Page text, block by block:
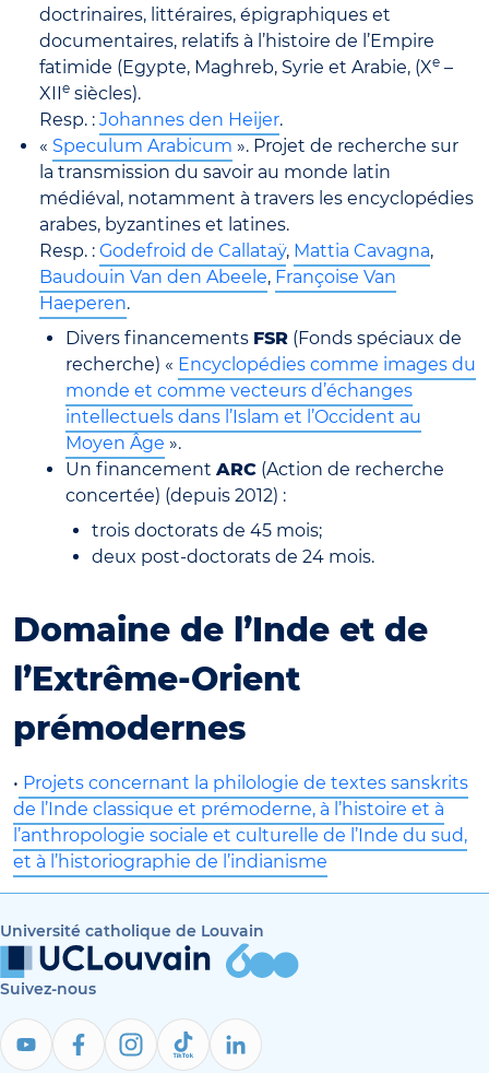
doctrinaires, littéraires, épigraphiques et
documentaires, relatifs à l’histoire de l’Empire
fatimide (Egypte, Maghreb, Syrie et Arabie, (Xe –
XIIe siècles).
Resp. : Johannes den Heijer.
« Speculum Arabicum ». Projet de recherche sur
la transmission du savoir au monde latin
médiéval, notamment à travers les encyclopédies
arabes, byzantines et latines.
Resp. : Godefroid de Callataÿ, Mattia Cavagna,
Baudouin Van den Abeele, Françoise Van
Haeperen.
Divers financements FSR (Fonds spéciaux de
recherche) « Encyclopédies comme images du
monde et comme vecteurs d’échanges
intellectuels dans l’Islam et l’Occident au
Moyen Âge ».
Un financement ARC (Action de recherche
concertée) (depuis 2012) :
trois doctorats de 45 mois;
deux post-doctorats de 24 mois.
Domaine de l’Inde et de
l’Extrême-Orient
prémodernes
• Projets concernant la philologie de textes sanskrits
de l’Inde classique et prémoderne, à l’histoire et à
l’anthropologie sociale et culturelle de l’Inde du sud,
et à l’historiographie de l’indianisme
Université catholique de Louvain
Suivez-nous